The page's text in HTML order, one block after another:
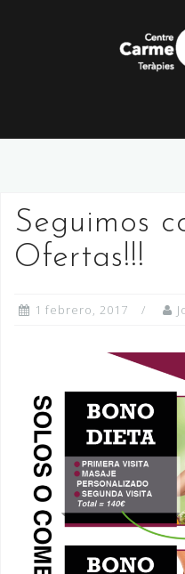
Seguimos
Ofertas!!!
1 febrero, 2017